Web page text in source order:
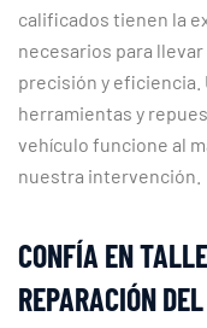
calificados tienen la
necesarios para
precisión y eficiencia.
herramientas y
vehículo funcione al
nuestra intervención.
CONFÍA EN
REPARACIÓN